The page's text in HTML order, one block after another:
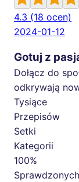
4.3 (18 ocen)
2024-01-12
Gotuj z
Dołącz do
odkrywają
Tysiące
Przepisów
Setki
Kategorii
100%
Sprawdzonych